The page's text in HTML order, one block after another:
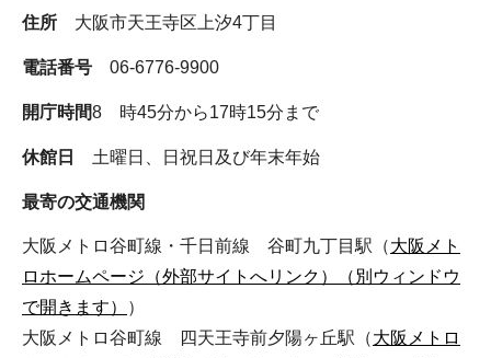
住所 大阪市天王寺区上汐4丁目
電話番号 06-6776-9900
開庁時間8 時45分から17時15分まで
休館日 土曜日、日祝日及び年末年始
最寄の交通機関
大阪メトロ谷町線・千日前線 谷町九丁目駅（大阪メト
ロホームページ（外部サイトへリンク）（別ウィンドウ
で開きます）
）
大阪メトロ谷町線 四天王寺前夕陽ヶ丘駅（大阪メトロ